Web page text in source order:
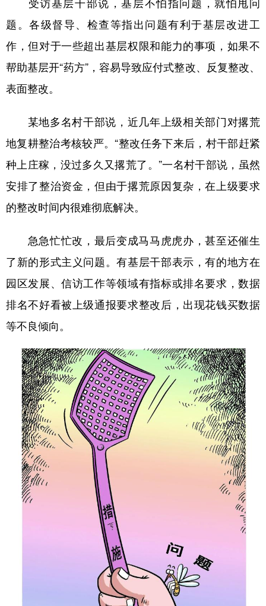
题。各级督导、检查等指出问题有利于基层改进工
作，但对于一些超出基层权限和能力的事项，如果不
帮助基层开“药方”，容易导致应付式整改、反复整改、
表面整改。
某地多名村干部说，近几年上级相关部门对撂荒
地复耕整治考核较严。“整改任务下来后，村干部赶紧
种上庄稼，没过多久又撂荒了。”一名村干部说，虽然
安排了整治资金，但由于撂荒原因复杂，在上级要求
的整改时间内很难彻底解决。
急急忙忙改，最后变成马马虎虎办，甚至还催生
了新的形式主义问题。有基层干部表示，有的地方在
园区发展、信访工作等领域有指标或排名要求，数据
排名不好看被上级通报要求整改后，出现花钱买数据
等不良倾向。